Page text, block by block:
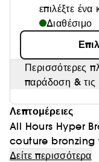
Θαμπάδα
επιλέξτε
Διαθέσιμο
Περισσότερες
παράδοση & τις
Λεπτομέρειες
All Hours Hyper
couture bronzing
kissed, λαμπερό
Δείτε περισσότερα